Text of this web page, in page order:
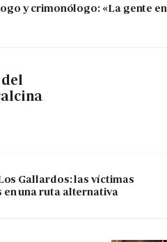
y crimonólogo: «La gente
Gallardos: las víctimas
una ruta alternativa